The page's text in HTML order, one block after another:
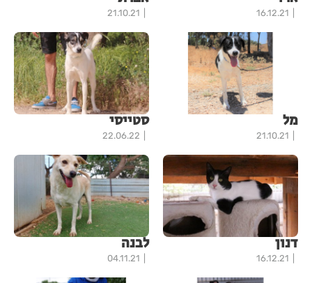
16.12.21
21.10.21
מל
21.10.21
סטייסי
22.06.22
דנון
16.12.21
לבנה
04.11.21